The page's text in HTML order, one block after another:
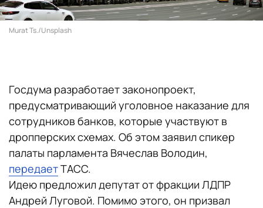
Murat Ts./Unsplash
Госдума разработает законопроект,
предусматривающий уголовное наказание для
сотрудников банков, которые участвуют в
дропперских схемах. Об этом заявил спикер
палаты парламента Вячеслав Володин,
передаетТАСС.
Идею предложил депутат от фракции ЛДПР
Андрей Луговой. Помимо этого, он призвал